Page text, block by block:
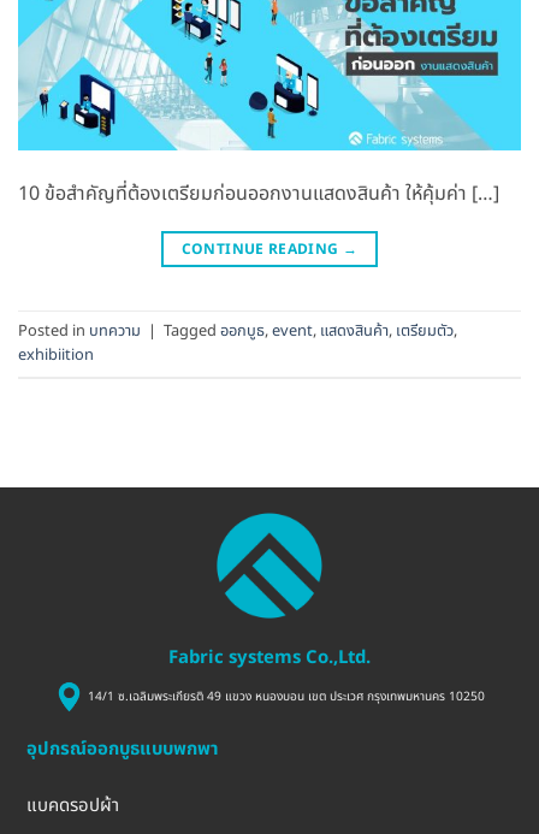
10 ข้อสำคัญที่ต้องเตรียมก่อนออกงานแสดงสินค้า ให้คุ้มค่า […]
CONTINUE READING →
Posted in บทความ | Tagged ออกบูธ,event, แสดงสินค้า, เตรียมตัว,
exhibiition
Fabric systems Co.,Ltd.
14/1 ซ.เฉลิมพระเกียรติ 49 แขวง หนองบอน เขต ประเวศ กรุงเทพมหานคร 10250
อุปกรณ์ออกบูธแบบพกพา
แบคดรอปผ้า